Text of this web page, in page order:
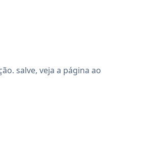
salve, veja a página ao